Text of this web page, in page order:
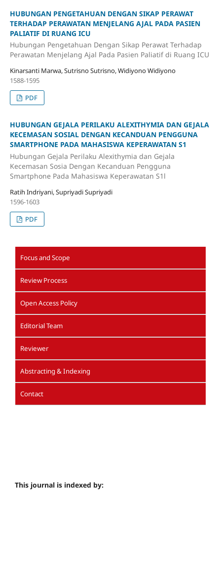
HUBUNGAN PENGETAHUAN DENGAN SIKAP PERAWAT
TERHADAP PERAWATAN MENJELANG AJAL PADA PASIEN
PALIATIF DI RUANG ICU
Hubungan Pengetahuan Dengan Sikap Perawat Terhadap
Perawatan Menjelang Ajal Pada Pasien Paliatif di Ruang ICU
Kinarsanti Marwa, Sutrisno Sutrisno, Widiyono Widiyono
1588-1595
PDF
HUBUNGAN GEJALA PERILAKU ALEXITHYMIA DAN GEJALA
KECEMASAN SOSIAL DENGAN KECANDUAN PENGGUNA
SMARTPHONE PADA MAHASISWA KEPERAWATAN S1
Hubungan Gejala Perilaku Alexithymia dan Gejala
Kecemasan Sosia Dengan Kecanduan Pengguna
Smartphone Pada Mahasiswa Keperawatan S1l
Ratih Indriyani, Supriyadi Supriyadi
1596-1603
PDF
Focus and Scope
Review Process
Open Access Policy
Editorial Team
Reviewer
Abstracting & Indexing
Contact
This journal is indexed by: